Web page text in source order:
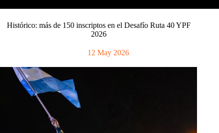
Histórico: más de 150 inscriptos en el Desafío Ruta 40 YPF
2026
12 May 2026